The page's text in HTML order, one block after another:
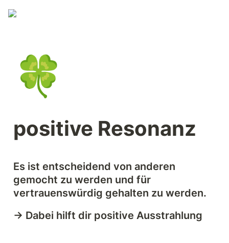
🍀
positive Resonanz
Es ist entscheidend von anderen
gemocht zu werden und für
vertrauenswürdig gehalten zu werden.
→ Dabei hilft dir positive Ausstrahlung